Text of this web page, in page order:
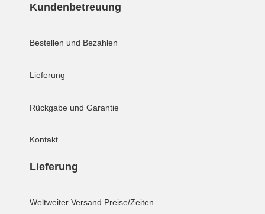
Kundenbetreuung
Bestellen und Bezahlen
Lieferung
Rückgabe und Garantie
Kontakt
Lieferung
Weltweiter Versand Preise/Zeiten